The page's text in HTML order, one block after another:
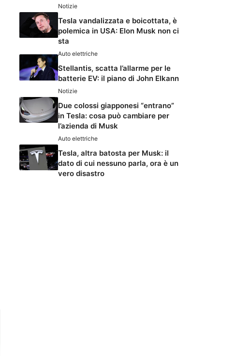
Notizie
Tesla vandalizzata e boicottata, è
polemica in USA: Elon Musk non ci
sta
Auto elettriche
Stellantis, scatta l’allarme per le
batterie EV: il piano di John Elkann
Notizie
Due colossi giapponesi “entrano”
in Tesla: cosa può cambiare per
l’azienda di Musk
Auto elettriche
Tesla, altra batosta per Musk: il
dato di cui nessuno parla, ora è un
vero disastro